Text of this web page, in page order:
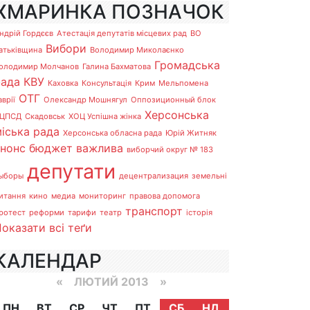
ПОЗНАЧОК
Гордєєв Атестація депутатів місцевих рад ВО
Вибори Володимир Миколаєнко
Молчанов Галина Бахматова Громадська
КВУ Каховка Консультація Крим Мельпомена
ОТГ Олександр Мошнягул Оппозиционный блок
Скадовськ ХОЦ Успішна жінка Херсонська
рада Херсонська обласна рада Юрій Житняк
бюджет важлива виборчий округ № 183
депутати децентрализация земельні
кино медиа мониторинг правова допомога
реформи тарифи театр транспорт історія
всі теґи
« ЛЮТИЙ 2013 »